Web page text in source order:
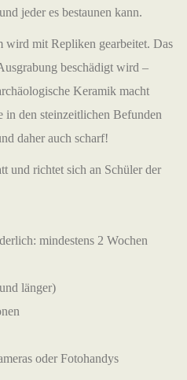
jeder es bestaunen kann.
wird mit Repliken gearbeitet. Das
beschädigt wird –
Keramik macht
in den steinzeitlichen Befunden
daher auch scharf!
und richtet sich an Schüler der
mindestens 2 Wochen
länger)
oder Fotohandys